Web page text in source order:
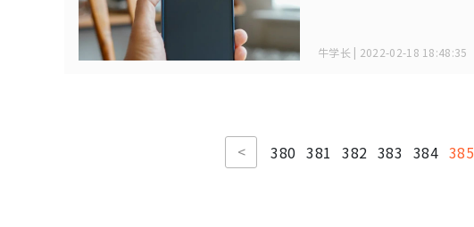
牛学长 | 2022-02-18 18:48:35
< 380 381 382 383 384 385